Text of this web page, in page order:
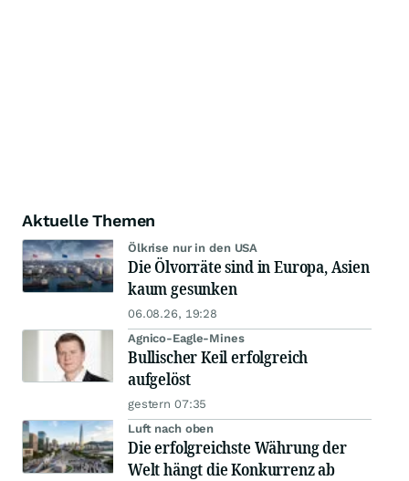
Aktuelle Themen
Ölkrise nur in den USA
Die Ölvorräte sind in Europa, Asien
kaum gesunken
06.08.26, 19:28
Agnico-Eagle-Mines
Bullischer Keil erfolgreich
aufgelöst
gestern 07:35
Luft nach oben
Die erfolgreichste Währung der
Welt hängt die Konkurrenz ab